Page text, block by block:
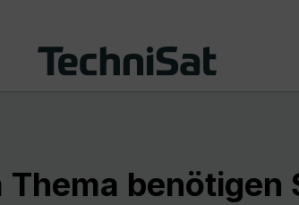
benötigen